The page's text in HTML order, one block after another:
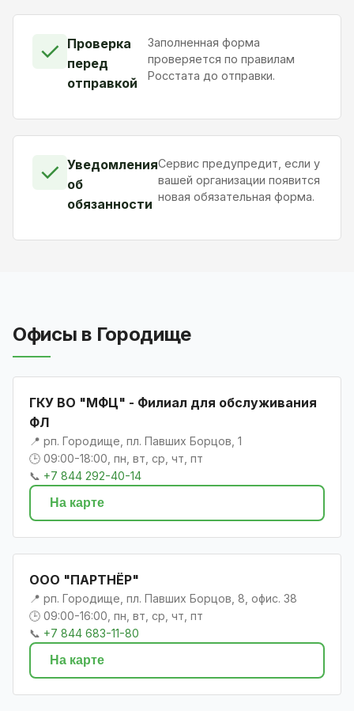
✓ Проверка
перед
отправкой
Заполненная форма
проверяется по правилам
Росстата до отправки.
✓ Уведомления
об
обязанности
Сервис предупредит, если у
вашей организации появится
новая обязательная форма.
Офисы в Городище
ГКУ ВО "МФЦ" - Филиал для обслуживания
ФЛ
📍 рп. Городище, пл. Павших Борцов, 1
🕒 09:00-18:00, пн, вт, ср, чт, пт
📞 +7 844 292-40-14
На карте
ООО "ПАРТНЁР"
📍 рп. Городище, пл. Павших Борцов, 8, офис. 38
🕒 09:00-16:00, пн, вт, ср, чт, пт
📞 +7 844 683-11-80
На карте